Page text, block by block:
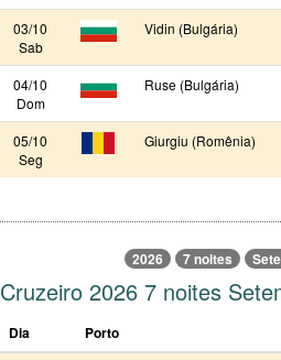
03/10
Sab
Vidin (Bulgária)
04/10
Dom
Ruse (Bulgária)
05/10
Seg
Giurgiu (Romênia)
2026 7 noites
Cruzeiro 2026 7 noites
Dia Porto